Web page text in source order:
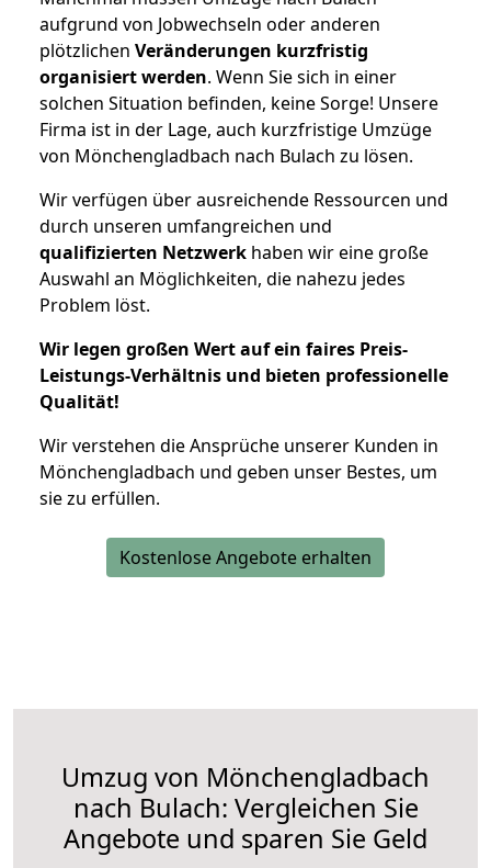
aufgrund von Jobwechseln oder anderen
plötzlichen Veränderungen kurzfristig
organisiert werden. Wenn Sie sich in einer
solchen Situation befinden, keine Sorge! Unsere
Firma ist in der Lage, auch kurzfristige Umzüge
von Mönchengladbach nach Bulach zu lösen.
Wir verfügen über ausreichende Ressourcen und
durch unseren umfangreichen und
qualifizierten Netzwerk haben wir eine große
Auswahl an Möglichkeiten, die nahezu jedes
Problem löst.
Wir legen großen Wert auf ein faires Preis-
Leistungs-Verhältnis und bieten professionelle
Qualität!
Wir verstehen die Ansprüche unserer Kunden in
Mönchengladbach und geben unser Bestes, um
sie zu erfüllen.
Kostenlose Angebote erhalten
Umzug von Mönchengladbach
nach Bulach: Vergleichen Sie
Angebote und sparen Sie Geld